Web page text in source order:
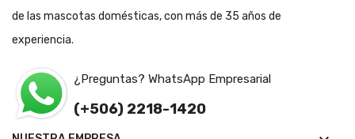
de las mascotas domésticas, con más de 35 años de
experiencia.
¿Preguntas? WhatsApp Empresarial
(+506) 2218-1420